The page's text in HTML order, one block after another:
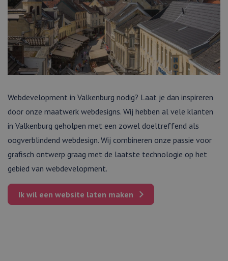
Webdevelopment in Valkenburg nodig? Laat je dan inspireren
door onze maatwerk webdesigns. Wij hebben al vele klanten
in Valkenburg geholpen met een zowel doeltreffend als
oogverblindend webdesign. Wij combineren onze passie voor
grafisch ontwerp graag met de laatste technologie op het
gebied van webdevelopment.
Ik wil een website laten maken